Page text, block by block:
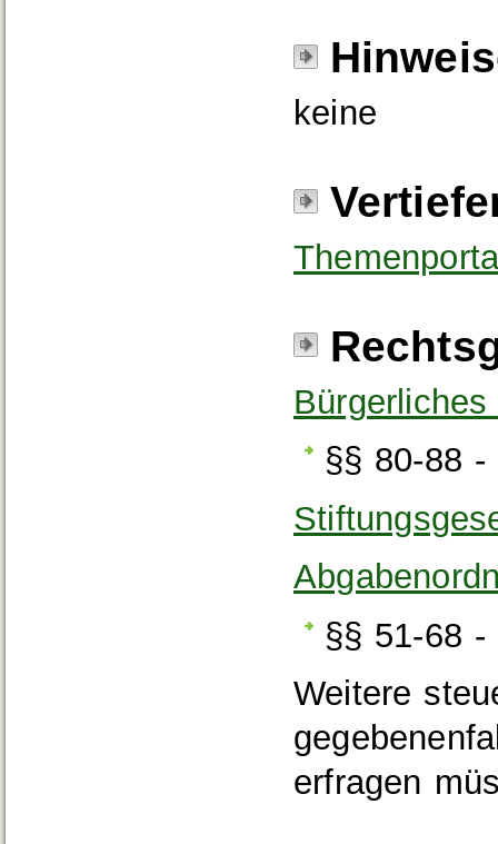
keine
§§ 80-88
§§ 51-68 -
Weitere
erfragen